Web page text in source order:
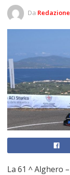
Da
La 61 ^ Alghero